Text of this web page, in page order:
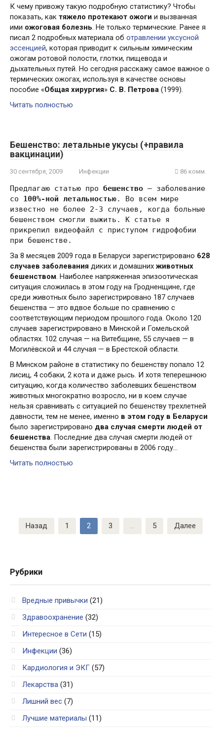
К чему привожу такую подробную статистику? Чтобы
показать, как тяжело протекают ожоги и вызванная
ими ожоговая болезнь. Не только термические. Ранее я
писал 2 подробных материала об отравлении уксусной
эссенцией, которая приводит к сильным химическим
ожогам ротовой полости, глотки, пищевода и
дыхательных путей. Но сегодня расскажу самое важное о
термических ожогах, используя в качестве основы
пособие «Общая хирургия» С. В. Петрова (1999).
Читать полностью
Бешенство: летальные укусы (+правила
вакцинации)
30 сентября, 2009 Инфекции 86 комм.
Предлагаю статью про бешенство — заболевание
со 100%-ной летальностью. Во всем мире
известно не более 2-3 случаев, когда больные
бешенством смогли выжить. К статье я
прикрепил видеофайл с приступом гидрофобии
при бешенстве.
За 8 месяцев 2009 года в Беларуси зарегистрировано 628
случаев заболевания диких и домашних животных
бешенством. Наиболее напряженная эпизоотическая
ситуация сложилась в этом году на Гродненщине, где
среди животных было зарегистрировано 187 случаев
бешенства — это вдвое больше по сравнению с
соответствующим периодом прошлого года. Около 120
случаев зарегистрировано в Минской и Гомельской
областях. 102 случая — на Витебщине, 55 случаев — в
Могилёвской и 44 случая — в Брестской области.
В Минском районе в статистику по бешенству попало 12
лисиц, 4 собаки, 2 кота и даже рысь. И хотя теперешнюю
ситуацию, когда количество заболевших бешенством
животных многократно возросло, ни в коем случае
нельзя сравнивать с ситуацией по бешенству трехлетней
давности, тем не менее, именно в этом году в Беларуси
было зарегистрировано два случая смерти людей от
бешенства. Последние два случая смерти людей от
бешенства были зарегистрированы в 2006 году…
Читать полностью
Навигация
Назад 1 2 3 … 5 Далее
Рубрики
Вредные привычки (21)
Здравоохранение (32)
Интересное в Сети (15)
Инфекции (36)
Кардиология и ЭКГ (57)
Лекарства (31)
Лишний вес (7)
Лучшие материалы (11)